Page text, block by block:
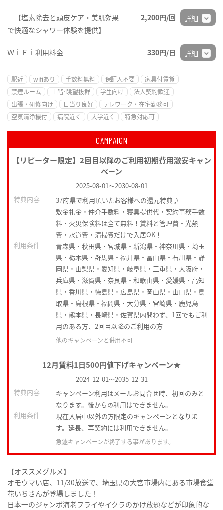
【塩素除去と頭皮ケア・美肌効果
で快適なシャワー体験を提供】
2,200円/回 詳細
ＷｉＦｉ利用料金 330円/日 詳細
駅近 wifiあり 手数料無料 保証人不要
家具付賃貸
禁煙ルーム
上階･眺望抜群 学生向け
法人契約歓迎
出張・研修向け
日当り良好
テレワーク・在宅勤務可
空気清浄機付
病院近く 大学近く 特急対応可
CAMPAIGN
【リピーター限定】2回目以降のご利用初期費用激安キャン
ペーン
2025-08-01～2030-08-01
特典内容
37府県で利用頂いたお客様への還元特典♪
敷金礼金・仲介手数料・寝具提供代・契約事務手数
料・火災保険料は全て無料！賃料と管理費・光熱
費・水道費・清掃費だけで入居OK！
利用条件
青森県・秋田県・宮城県・新潟県・神奈川県・埼玉
県・栃木県・群馬県・福井県・富山県・石川県・静
岡県・山梨県・愛知県・岐阜県・三重県・大阪府・
兵庫県・滋賀県・奈良県・和歌山県・愛媛県・高知
県・香川県・徳島県・広島県・岡山県・山口県・鳥
取県・島根県・福岡県・大分県・宮崎県・鹿児島
県・熊本県・長崎県・佐賀県内問わず、1回でもご利
用のある方、2回目以降のご利用の方
他のキャンペーンと併用不可
12月賃料1日500円値下げキャンペーン★
2024-12-01～2035-12-31
特典内容
キャンペーン利用はメールお問合せ時、初回のみと
なります。後からの利用はできません。
利用条件
現在入居中以外の方限定のキャンペーンとなりま
す。延長、再契約には利用できません。
急遽キャンペーンが終了する事があります。
【オススメグルメ】
オモウマい店、11/30放送で、埼玉県の大宮市場内にある市場食堂
花いちさんが登場しました！
日本一のジャンボ海老フライやイクラのかけ放題などが印象的な